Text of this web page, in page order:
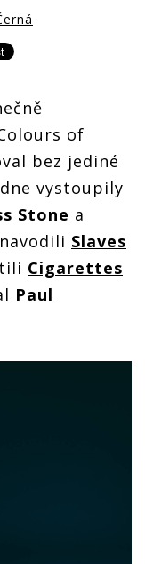
of
bez jediné
vystoupily
Stone a
Slaves
Cigarettes
Paul